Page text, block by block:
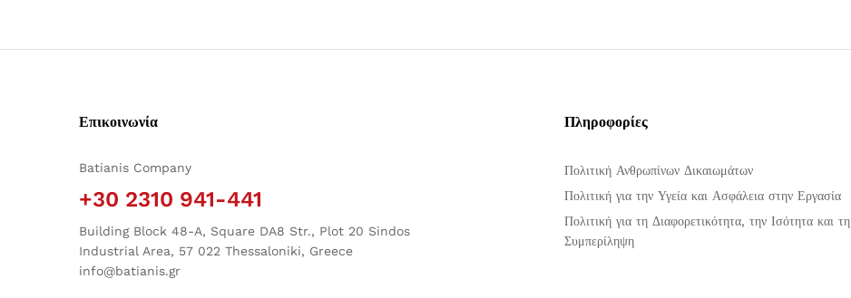
Επικοινωνία
Batianis Company
+30 2310 941-441
Building Block 48-A, Square DA8 Str., Plot 20 Sindos
Industrial Area, 57 022 Thessaloniki, Greece
info@batianis.gr
Πληροφορίες
Πολιτική Ανθρωπίνων Δικαιωμάτων
Πολιτική για την Υγεία και Ασφάλεια στην Εργασία
Πολιτική για τη Διαφορετικότητα, την Ισότητα και τη
Συμπερίληψη